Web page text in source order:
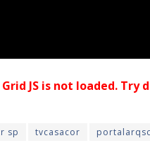
JS is not loaded.
sp tvcasacor portalarqsc